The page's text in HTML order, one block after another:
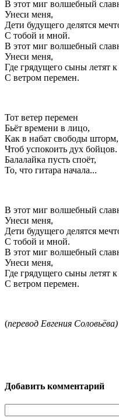
В этот миг волшебный
Унеси меня,
Дети будущего делятся
С тобой и мной.
В этот миг волшебный
Унеси меня,
Где грядущего сыны летят к
С ветром перемен.
Тот ветер перемен
Бьёт времени в лицо,
Как в набат свободы шторм,
Чтоб успокоить дух бойцов.
Балалайка пусть споёт,
То, что гитара начала...
В этот миг волшебный
Унеси меня,
Дети будущего делятся
С тобой и мной.
В этот миг волшебный
Унеси меня,
Где грядущего сыны летят к
С ветром перемен.
(перевод Евгения Соловьёва)
Добавить комментарий